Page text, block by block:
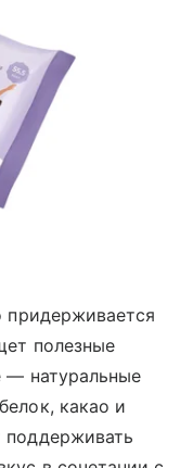
придерживается
полезные
— натуральные
какао и
поддерживать